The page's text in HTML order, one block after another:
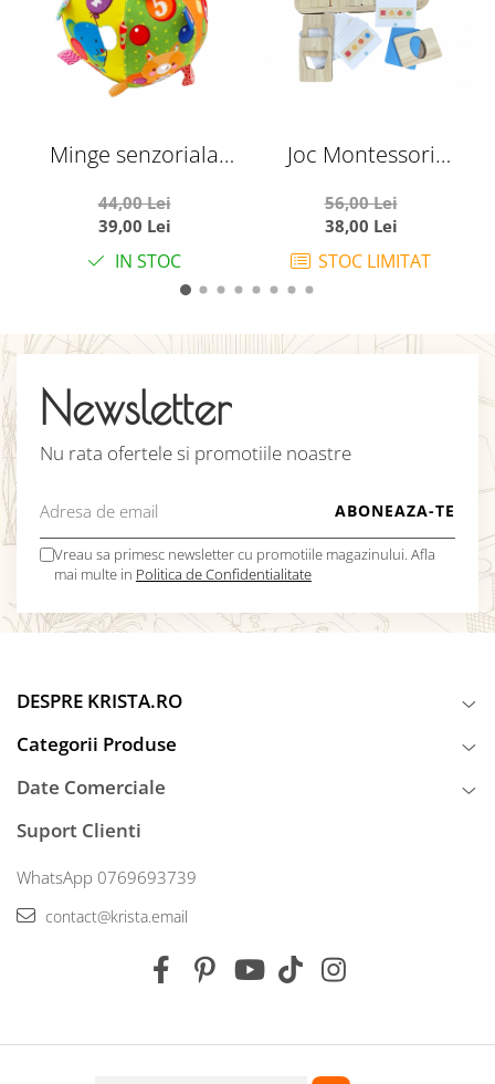
Minge senzoriala
pentru bebelusi
44,00 Lei
39,00 Lei
IN STOC
Joc Montessori
Potriveste formele si
culorile, Piosso, din
lemn
56,00 Lei
38,00 Lei
STOC LIMITAT
Newsletter
Nu rata ofertele si promotiile noastre
Vreau sa primesc newsletter cu promotiile magazinului. Afla
mai multe in Politica de Confidentialitate
DESPRE KRISTA.RO
Categorii Produse
Date Comerciale
Suport Clienti
WhatsApp 0769693739
contact@krista.email